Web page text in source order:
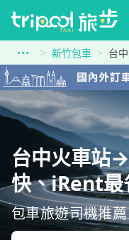
新竹包車 台
台中火車站
快、iRent最
包車旅遊司機推薦